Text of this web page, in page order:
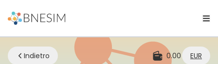
Indietro 0.00 EUR